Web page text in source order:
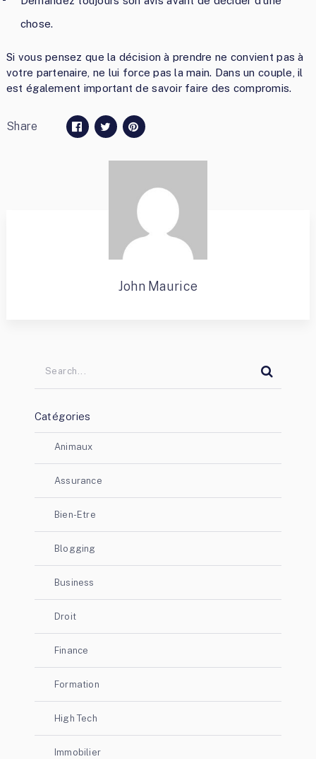
chose.
Si vous pensez que la décision à prendre ne convient pas à
votre partenaire, ne lui force pas la main. Dans un couple, il
est également important de savoir faire des compromis.
Share
John Maurice
Catégories
Animaux
Assurance
Bien-Etre
Blogging
Business
Droit
Finance
Formation
High Tech
Immobilier